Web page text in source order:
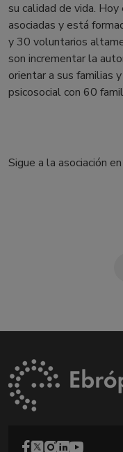
su calidad de vida.
asociadas y está
y 30 voluntarios
son incrementar la
orientar a sus familias
psicosocial con 60
Sigue a la asociación